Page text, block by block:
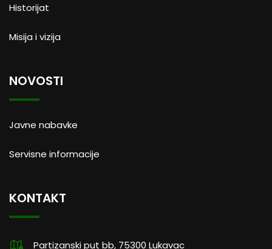
Historijat
Misija i vizija
NOVOSTI
Javne nabavke
Servisne informacije
KONTAKT
Partizanski put bb, 75300 Lukavac